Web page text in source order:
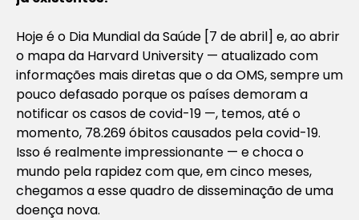
Hoje é o Dia Mundial da Saúde [7 de abril] e, ao abrir
o mapa da Harvard University — atualizado com
informações mais diretas que o da OMS, sempre um
pouco defasado porque os países demoram a
notificar os casos de covid-19 —, temos, até o
momento, 78.269 óbitos causados pela covid-19.
Isso é realmente impressionante — e choca o
mundo pela rapidez com que, em cinco meses,
chegamos a esse quadro de disseminação de uma
doença nova.